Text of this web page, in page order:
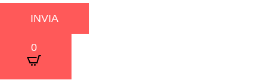
INVIA
×
0